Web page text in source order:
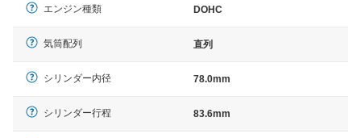
エンジン種類 DOHC
気筒配列 直列
シリンダー内径 78.0mm
シリンダー行程 83.6mm